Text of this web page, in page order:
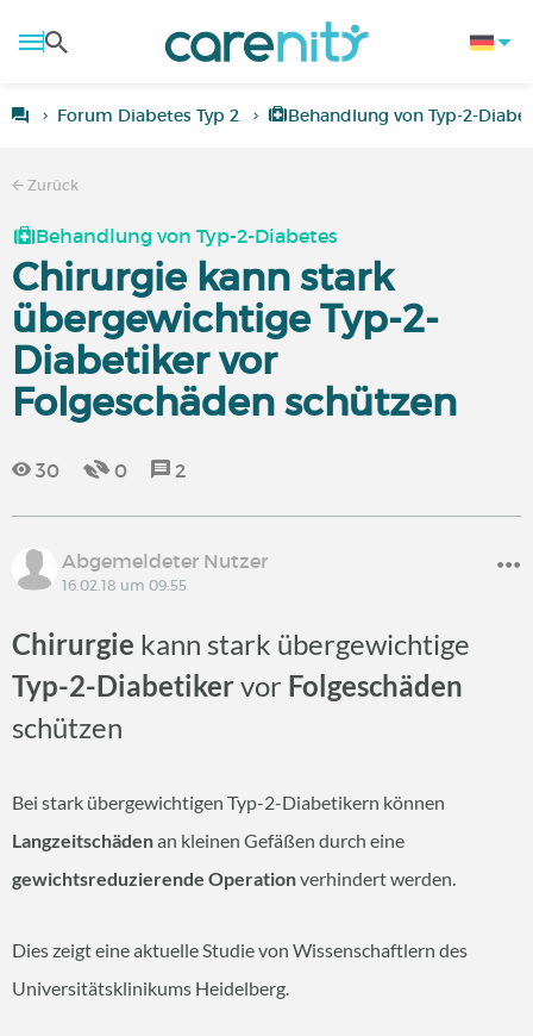
Forum Diabetes Typ 2 Behandlung von Typ-2-
Zurück
Behandlung von Typ-2-Diabetes
Chirurgie kann stark
übergewichtige Typ-2-
Diabetiker vor
Folgeschäden schützen
30 0 2
Abgemeldeter Nutzer
16.02.18 um 09:55
Chirurgie kann stark übergewichtige
Typ-2-Diabetikervor Folgeschäden
schützen
Bei stark übergewichtigen Typ-2-Diabetikern können
Langzeitschädenan kleinen Gefäßen durch eine
gewichtsreduzierende Operationverhindert werden.
Dies zeigt eine aktuelle Studie von Wissenschaftlern des
Universitätsklinikums Heidelberg.